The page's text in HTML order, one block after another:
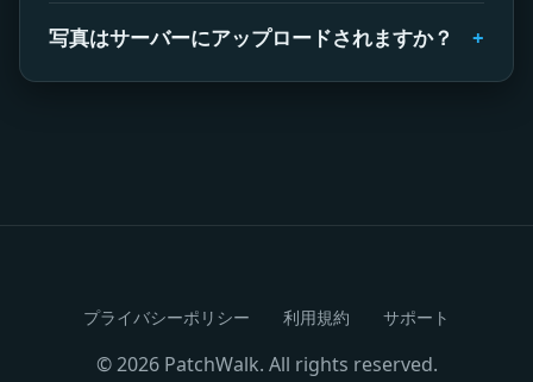
写真はサーバーにアップロードされますか？
プライバシーポリシー 利用規約 サポート
© 2026 PatchWalk. All rights reserved.